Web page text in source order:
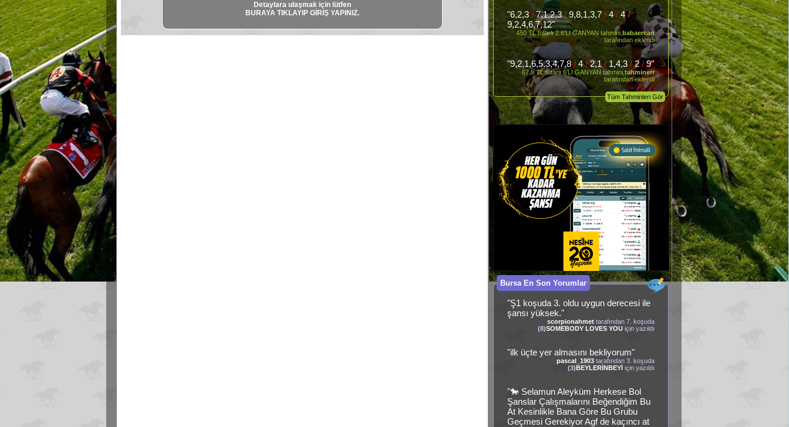
Detaylara ulaşmak için lütfen
BURAYA TIKLAYIP GİRİŞ YAPINIZ.
"6,2,3/7,1,2,3/9,8,1,3,7/ 4/4/
9,2,4,6,7,12"
450 TL tutarlı 2.6'LI GANYAN tahmini,babaercan
tarafından eklendi
"9,2,1,6,5,3,4,7,8/ 4/2,1/ 1,4,3/2/9"
67.5 TL tutarlı 6'LI GANYAN tahmini,tahminerr
tarafından eklendi
Tüm Tahminleri Gör
Bursa En Son Yorumlar
"Ş1 koşuda 3. oldu uygun derecesi ile
şansı yüksek."
scorpionahmet tarafından 7. koşuda
(8)SOMEBODY LOVES YOU için yazıldı
"ilk üçte yer almasını bekliyorum"
pascal_1903 tarafından 3. koşuda
(3)BEYLERİNBEYİ için yazıldı
"🐎 Selamun Aleyküm Herkese Bol
Şanslar Çalışmalarını Beğendiğim Bu
At Kesinlikle Bana Göre Bu Grubu
Geçmesi Gerekiyor Agf de kaçıncı at